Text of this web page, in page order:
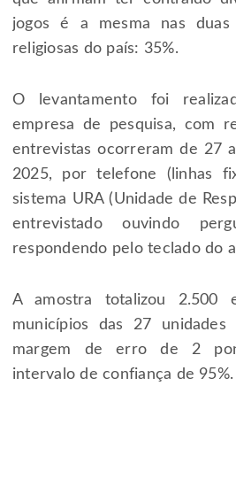
jogos é a mesma nas duas
religiosas do país: 35%.
O levantamento foi
empresa de pesquisa, com
entrevistas ocorreram de 27
2025, por telefone (linhas
sistema URA (Unidade de
entrevistado ouvindo
respondendo pelo teclado do
A amostra totalizou 2.500
municípios das 27 unidades
margem de erro de 2
intervalo de confiança de 95%.